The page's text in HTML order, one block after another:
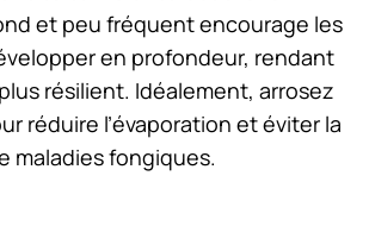
et peu fréquent encourage les
en profondeur, rendant
résilient. Idéalement, arrosez
réduire l’évaporation et éviter la
maladies fongiques.